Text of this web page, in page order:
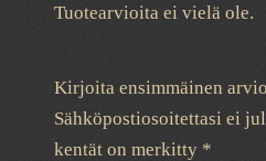
Tuotearvioita ei vielä ole.
Kirjoita ensimmäinen
Sähköpostiosoitettasi ei
kentät on merkitty *